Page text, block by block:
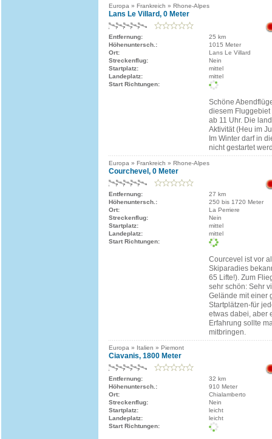
Europa » Frankreich » Rhone-Alpes
Lans Le Villard, 0 Meter
Entfernung:
25 km
Höhenuntersch.:
1015 Meter
Ort:
Lans Le Villard
Streckenflug:
Nein
Startplatz:
mittel
Landeplatz:
mittel
Start Richtungen:
Schöne
diesem
ab 11 Uhr. Die
Aktivität (Heu im
Im Winter darf in
nicht gestartet
Europa » Frankreich » Rhone-Alpes
Courchevel, 0 Meter
Entfernung:
27 km
Höhenuntersch.:
250 bis 1720 Meter
Ort:
La Perriere
Streckenflug:
Nein
Startplatz:
mittel
Landeplatz:
mittel
Start Richtungen:
Courcevel ist vor
Skiparadies
65 Lifte!). Zum
sehr schön: Sehr
Gelände mit einer
Startplätzen-für
etwas dabei, aber
Erfahrung sollte
mitbringen.
Europa » Italien » Piemont
Ciavanis, 1800 Meter
Entfernung:
32 km
Höhenuntersch.:
910 Meter
Ort:
Chialamberto
Streckenflug:
Nein
Startplatz:
leicht
Landeplatz:
leicht
Start Richtungen: